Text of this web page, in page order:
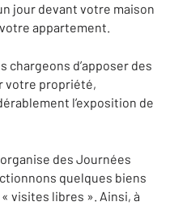
jour devant votre maison
appartement.
chargeons d’apposer des
votre propriété,
l’exposition de
des Journées
quelques biens
visites libres ». Ainsi, à